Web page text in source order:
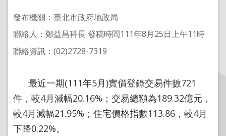
劃
公
程
逕
為
發布機關：臺北市政府地政局
聯絡人：鄭益昌科長 發稿時間111年8月25日上午11時
聯絡資訊：(02)2728-7319
最近一期(111年5月)實價登錄交易件數721
件，較4月減幅20.16%；交易總額為189.32億元，
較4月減幅21.95%；住宅價格指數113.86，較4月
下降0.22%。